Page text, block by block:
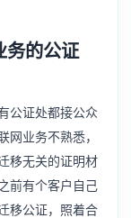
务的公证
公证处都接公众
业务不熟悉，
移无关的证明材
前有个客户自己
移公证，照着合